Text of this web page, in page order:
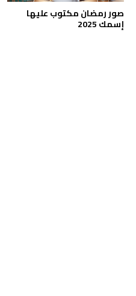
صور رمضان مكتوب عليها
إسمك 2025